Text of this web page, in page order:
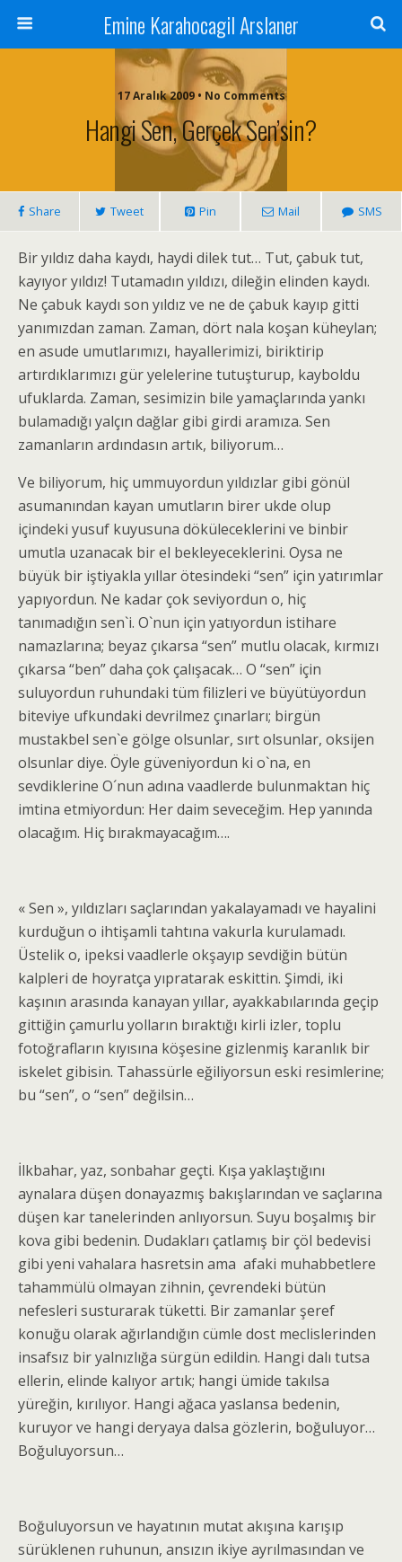
Emine Karahocagil Arslaner
17 Aralık 2009 • No Comments
Hangi Sen, Gerçek Sen’sin?
Share Tweet Pin Mail SMS
Bir yıldız daha kaydı, haydi dilek tut… Tut, çabuk tut,
kayıyor yıldız! Tutamadın yıldızı, dileğin elinden kaydı.
Ne çabuk kaydı son yıldız ve ne de çabuk kayıp gitti
yanımızdan zaman. Zaman, dört nala koşan küheylan;
en asude umutlarımızı, hayallerimizi, biriktirip
artırdıklarımızı gür yelelerine tutuşturup, kayboldu
ufuklarda. Zaman, sesimizin bile yamaçlarında yankı
bulamadığı yalçın dağlar gibi girdi aramıza. Sen
zamanların ardındasın artık, biliyorum…
Ve biliyorum, hiç ummuyordun yıldızlar gibi gönül
asumanından kayan umutların birer ukde olup
içindeki yusuf kuyusuna döküleceklerini ve binbir
umutla uzanacak bir el bekleyeceklerini. Oysa ne
büyük bir iştiyakla yıllar ötesindeki “sen” için yatırımlar
yapıyordun. Ne kadar çok seviyordun o, hiç
tanımadığın sen`i. O`nun için yatıyordun istihare
namazlarına; beyaz çıkarsa “sen” mutlu olacak, kırmızı
çıkarsa “ben” daha çok çalışacak… O “sen” için
suluyordun ruhundaki tüm filizleri ve büyütüyordun
biteviye ufkundaki devrilmez çınarları; birgün
mustakbel sen`e gölge olsunlar, sırt olsunlar, oksijen
olsunlar diye. Öyle güveniyordun ki o`na, en
sevdiklerine O´nun adına vaadlerde bulunmaktan hiç
imtina etmiyordun: Her daim seveceğim. Hep yanında
olacağım. Hiç bırakmayacağım….
« Sen », yıldızları saçlarından yakalayamadı ve hayalini
kurduğun o ihtişamli tahtına vakurla kurulamadı.
Üstelik o, ipeksi vaadlerle okşayıp sevdiğin bütün
kalpleri de hoyratça yıpratarak eskittin. Şimdi, iki
kaşının arasında kanayan yıllar, ayakkabılarında geçip
gittiğin çamurlu yolların bıraktığı kirli izler, toplu
fotoğrafların kıyısına köşesine gizlenmiş karanlık bir
iskelet gibisin. Tahassürle eğiliyorsun eski resimlerine;
bu “sen”, o “sen” değilsin…
İlkbahar, yaz, sonbahar geçti. Kışa yaklaştığını
aynalara düşen donayazmış bakışlarından ve saçlarına
düşen kar tanelerinden anlıyorsun. Suyu boşalmış bir
kova gibi bedenin. Dudakları çatlamış bir çöl bedevisi
gibi yeni vahalara hasretsin ama afaki muhabbetlere
tahammülü olmayan zihnin, çevrendeki bütün
nefesleri susturarak tüketti. Bir zamanlar şeref
konuğu olarak ağırlandığın cümle dost meclislerinden
insafsız bir yalnızlığa sürgün edildin. Hangi dalı tutsa
ellerin, elinde kalıyor artık; hangi ümide takılsa
yüreğin, kırılıyor. Hangi ağaca yaslansa bedenin,
kuruyor ve hangi deryaya dalsa gözlerin, boğuluyor…
Boğuluyorsun…
Boğuluyorsun ve hayatının mutat akışına karışıp
sürüklenen ruhunun, ansızın ikiye ayrılmasından ve